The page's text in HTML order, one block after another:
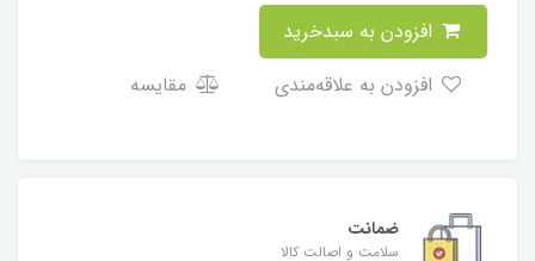
مقایسه
ضمانت
سلامت و اصالت کالا